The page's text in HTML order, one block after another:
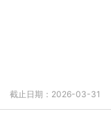
截止日期：2026-03-31